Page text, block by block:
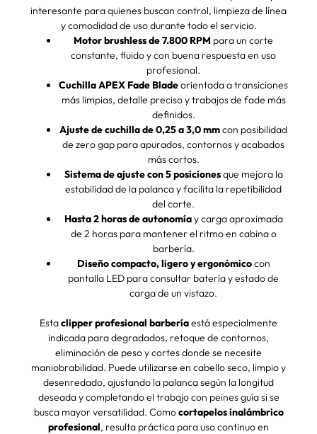
interesante para quienes buscan control, limpieza de línea
y comodidad de uso durante todo el servicio.
Motor brushless de 7.800 RPM para un corte
constante, fluido y con buena respuesta en uso
profesional.
Cuchilla APEX Fade Bladeorientada a transiciones
más limpias, detalle preciso y trabajos de fade más
definidos.
Ajuste de cuchilla de 0,25 a 3,0 mmcon posibilidad
de zero gap para apurados, contornos y acabados
más cortos.
Sistema de ajuste con 5 posicionesque mejora la
estabilidad de la palanca y facilita la repetibilidad
del corte.
Hasta 2 horas de autonomíay carga aproximada
de 2 horas para mantener el ritmo en cabina o
barbería.
Diseño compacto, ligero y ergonómicocon
pantalla LED para consultar batería y estado de
carga de un vistazo.
Estaclipper profesional barberíaestá especialmente
indicada para degradados, retoque de contornos,
eliminación de peso y cortes donde se necesite
maniobrabilidad. Puede utilizarse en cabello seco, limpio y
desenredado, ajustando la palanca según la longitud
deseada y completando el trabajo con peines guía si se
busca mayor versatilidad. Comocortapelos inalámbrico
profesional, resulta práctica para uso continuo en